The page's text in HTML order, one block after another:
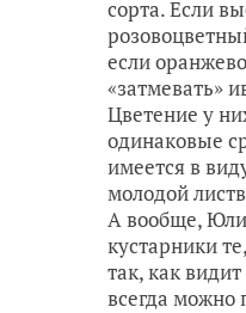
сорта. Если
если
«затмевать»
Цветение у
одинаковые
имеется в
молодой
А вообще,
кустарники
так, как
всегда можно